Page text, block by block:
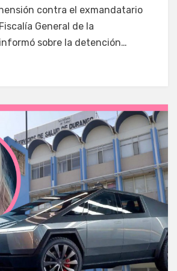
contra el exmandatario
General de la
sobre la detención…